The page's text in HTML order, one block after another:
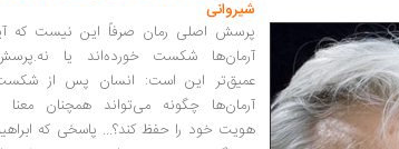
شیروانی
پرسش اصلی رمان صرفاً این نیست که
آرمان‌ها شکست خورده‌اند یا
عمیق‌تر این است: انسان پس از
آرمان‌ها چگونه می‌تواند همچنان معنا
هویت خود را حفظ کند؟... پاسخی که